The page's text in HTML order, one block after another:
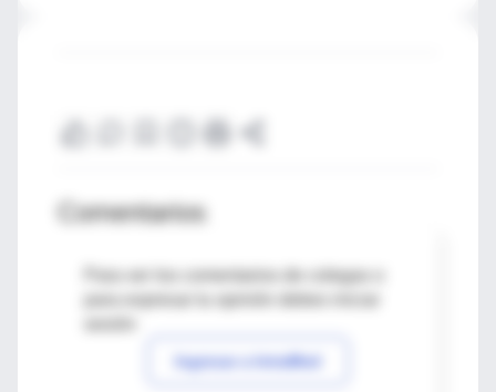
Comentarios
Para ver los comentarios de colegas o
Ingresar a IntraMed